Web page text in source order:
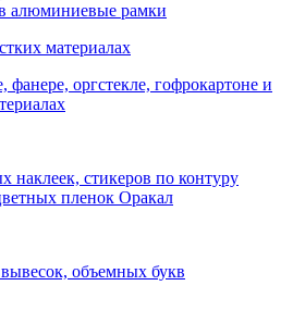
алюминиевые рамки
материалах
фанере, оргстекле, гофрокартоне и
наклеек, стикеров по контуру
пленок Оракал
объемных букв